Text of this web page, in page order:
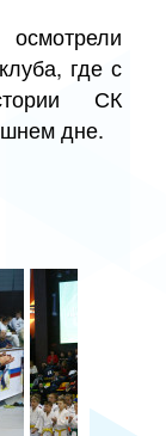
осмотрели
где с
СК
дне.